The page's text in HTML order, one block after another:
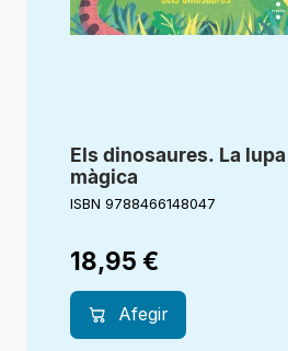
Els dinosaures. La lupa
màgica
ISBN 9788466148047
18,95 €
Afegir